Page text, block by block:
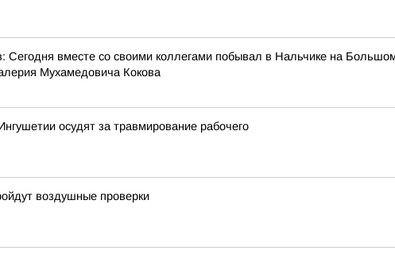
вместе со своими коллегами побывал в Нальчике на
Мухамедовича Кокова
осудят за травмирование рабочего
воздушные проверки